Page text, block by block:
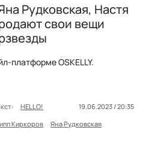
Рудковская, Настя
свои вещи
платформе OSKELLY.
HELLO!
19.06.2023 / 20:35
Киркоров Яна Рудковская